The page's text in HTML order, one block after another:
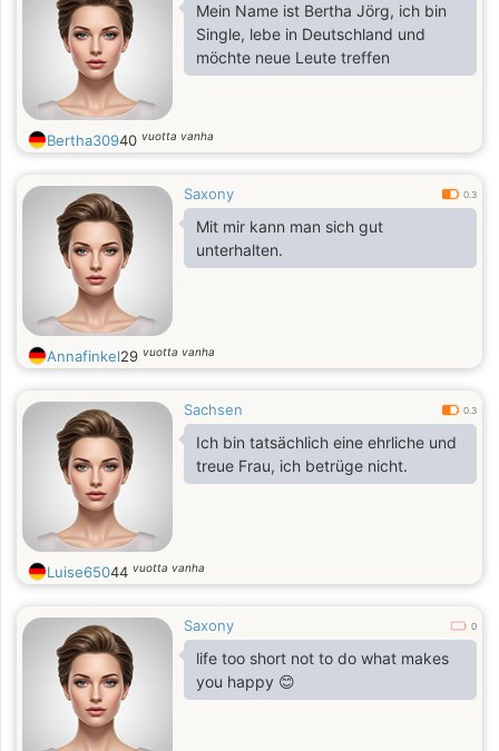
Mein Name ist Bertha Jörg, ich bin
Single, lebe in Deutschland und
möchte neue Leute treffen
Bertha30940 vuotta vanha
Saxony 0.3
Mit mir kann man sich gut
unterhalten.
Annafinkel29 vuotta vanha
Sachsen 0.3
Ich bin tatsächlich eine ehrliche und
treue Frau, ich betrüge nicht.
Luise65044 vuotta vanha
Saxony 0
life too short not to do what makes
you happy 😊